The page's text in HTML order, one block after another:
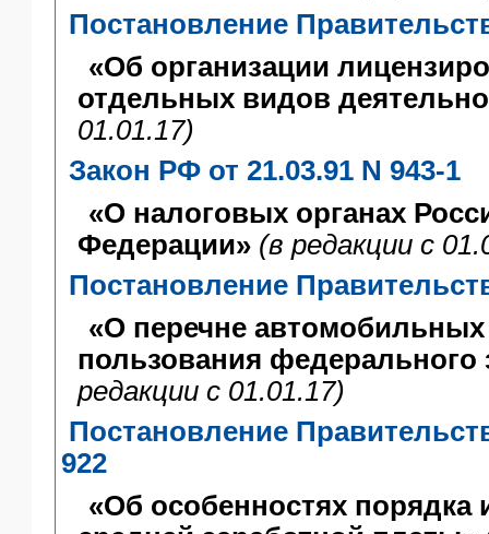
Постановление
«Об организации
отдельных видов
01.01.17)
Закон РФ от 21.03.91 N 943-1
«О налоговых органах
Федерации» (в редакции с
Постановление
«О перечне
пользования федерального
редакции с 01.01.17)
Постановление
922
«Об особенностях порядка